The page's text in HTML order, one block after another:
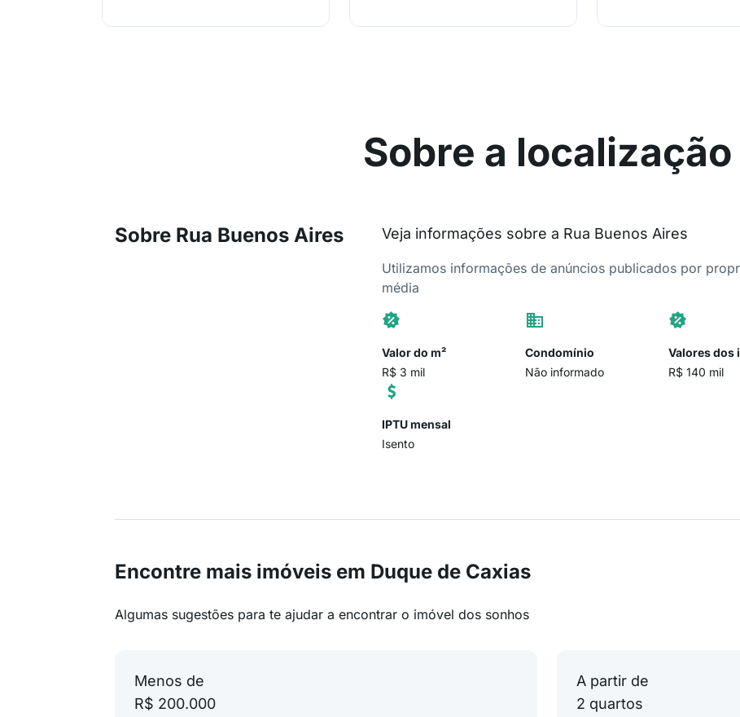
Sobre a localização
Sobre Rua Buenos Aires Veja informações sobre a Rua Buenos Aires
Utilizamos informações de anúncios publicados por
média
Valor do m²
R$ 3 mil
Condomínio
Não informado
Valores dos
R$ 140 mil
IPTU mensal
Isento
Encontre mais imóveis em Duque de Caxias
Algumas sugestões para te ajudar a encontrar o imóvel dos sonhos
Menos de
R$ 200.000
A partir de
2 quartos